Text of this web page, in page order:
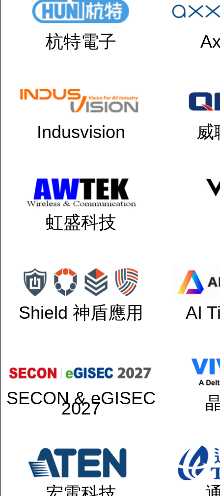
杭特電子
Indusvision 威
虹盛科技
Shield 神盾應用 AI
SECON & eGISEC
2027